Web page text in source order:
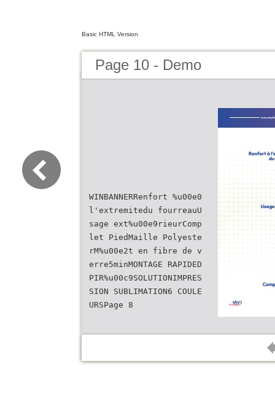
Basic HTML Version
Page 10 - Demo
WINBANNERRenfort %u00e0
l'extremitedu fourreauU
sage ext%u00e9rieurComp
let PiedMaille Polyeste
rM%u00e2t en fibre de v
erre5minMONTAGE RAPIDED
PIR%u00c9SOLUTIONIMPRES
SION SUBLIMATION6 COULE